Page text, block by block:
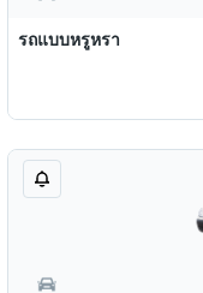
รถแบบหรูหรา